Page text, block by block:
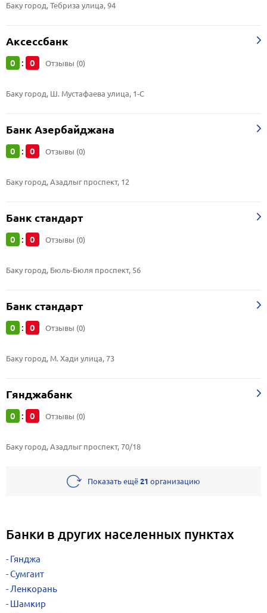
Баку город, Тебриза улица, 94
Аксессбанк
0 : 0 Отзывы (0)
Баку город, Ш. Мустафаева улица, 1-С
Банк Азербайджана
0 : 0 Отзывы (0)
Баку город, Азадлыг проспект, 12
Банк стандарт
0 : 0 Отзывы (0)
Баку город, Бюль-Бюля проспект, 56
Банк стандарт
0 : 0 Отзывы (0)
Баку город, М. Хади улица, 73
Гянджабанк
0 : 0 Отзывы (0)
Баку город, Азадлыг проспект, 70/18
Показать ещё21 организацию
Банки в других населенных пунктах
Гянджа
Сумгаит
Ленкорань
Шамкир